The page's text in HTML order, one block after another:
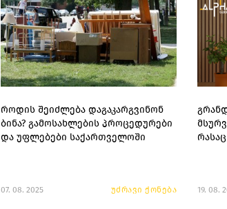
როდის შეიძლება დაგაკარგვინონ
ბინა? გამოსახლების პროცედურები
და უფლებები საქართველოში
07. 08. 2025 უძრავი ქონება 19. 08.